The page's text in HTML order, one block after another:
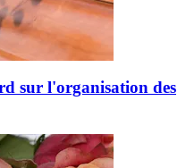
sur l'organisation des